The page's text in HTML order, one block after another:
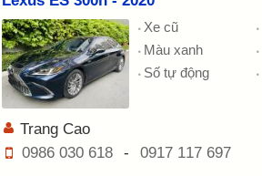
Xe cũ
Màu xanh
Số tự động
Trang Cao
0986 030 618
- 0917 117 697